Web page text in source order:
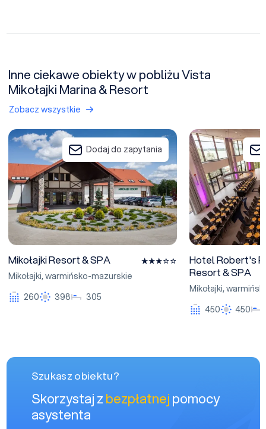
Inne ciekawe obiekty w pobliżu Vista
Mikołajki Marina & Resort
Zobacz wszystkie
Mikołajki Resort & SPA
Dodaj do zapytania
Mikołajki Resort & SPA
Mikołajki,warmińsko-mazurskie
260
398 305
Hotel Robert's
Hotel Robert's
Resort & SPA
Mikołajki,
450
450
Szukasz obiektu?
Skorzystaj zbezpłatnejpomocy
asystenta